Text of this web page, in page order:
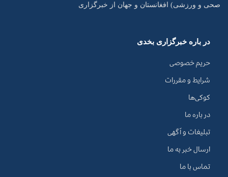
صحی و ورزشی) افغانستان و جهان از خبرگزاری
در باره خبرگزاری بخدی
حریم خصوصی
شرایط و مقررات
کوکی‌ها
در باره ما
تبلیغات و آگهی
ارسال خبر به ما
تماس با ما